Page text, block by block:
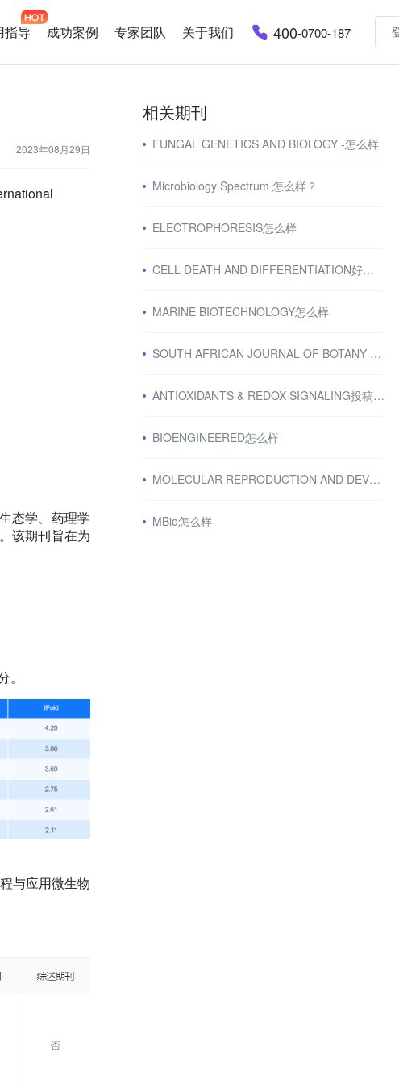
指导 成功案例 专家团队 关于我们 400-0700-187
2023年08月29日
态学、药理学
该期刊旨在为
。
与应用微生物
相关期刊
FUNGAL GENETICS AND BIOLOGY -怎么样
Microbiology Spectrum 怎么样？
ELECTROPHORESIS怎么样
CELL DEATH AND DIFFERENTIATION好不好投？
MARINE BIOTECHNOLOGY怎么样
SOUTH AFRICAN JOURNAL OF BOTANY -怎么样
ANTIOXIDANTS & REDOX SIGNALING投稿易中吗
BIOENGINEERED怎么样
MOLECULAR REPRODUCTION AND DEVELOPMENT怎么样
MBio怎么样